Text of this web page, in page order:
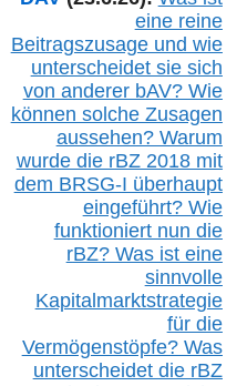
eine reine
Beitragszusage und wie
unterscheidet sie sich
von anderer bAV? Wie
können solche Zusagen
aussehen? Warum
wurde die rBZ2018 mit
dem BRSG-I überhaupt
eingeführt? Wie
funktioniert nun die
rBZ? Was ist eine
sinnvolle
Kapitalmarktstrategie
für die
Vermögenstöpfe? Was
unterscheidet die rBZ